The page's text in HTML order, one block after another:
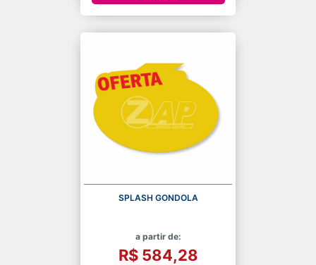
SPLASH GONDOLA
a partir de:
R$ 584,28